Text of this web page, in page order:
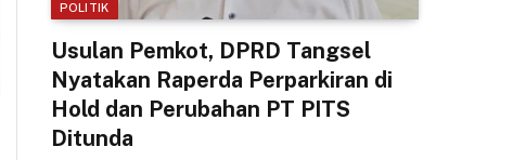
POLITIK
Usulan Pemkot, DPRD Tangsel
Nyatakan Raperda Perparkiran di
Hold dan Perubahan PT PITS
Ditunda